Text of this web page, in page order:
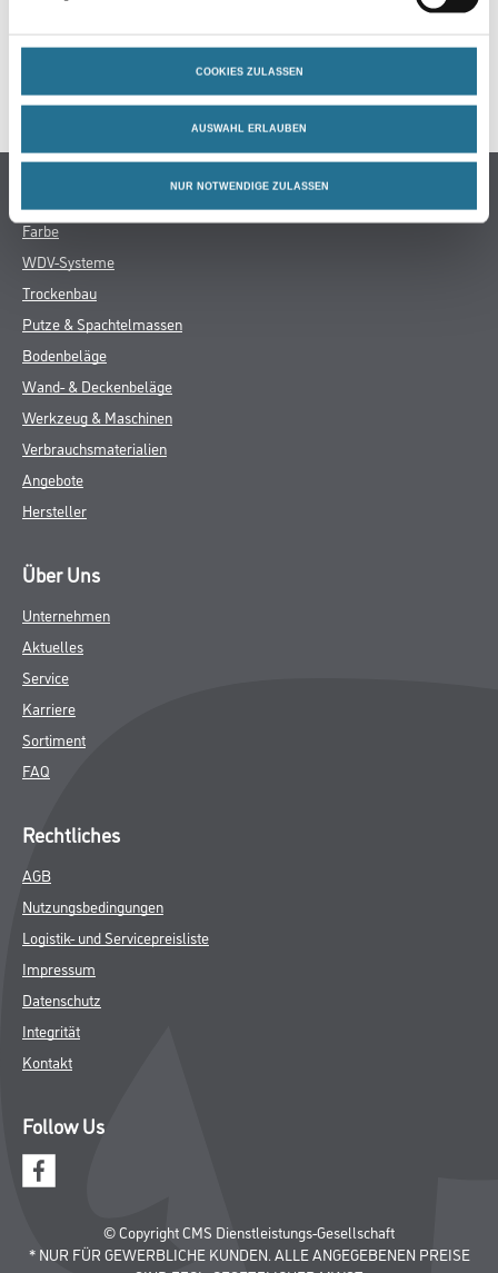
COOKIES ZULASSEN
AUSWAHL ERLAUBEN
NUR NOTWENDIGE ZULASSEN
DATENBLÄTTER
SPEZIFIKATIONEN
Farbe
WDV-Systeme
Trockenbau
Putze & Spachtelmassen
Bodenbeläge
Wand- & Deckenbeläge
Werkzeug & Maschinen
Verbrauchsmaterialien
Angebote
Hersteller
Über Uns
Unternehmen
Aktuelles
Service
Karriere
Sortiment
FAQ
Rechtliches
AGB
Nutzungsbedingungen
Logistik- und Servicepreisliste
Impressum
Datenschutz
Integrität
Kontakt
Follow Us
© Copyright CMS Dienstleistungs-Gesellschaft
* NUR FÜR GEWERBLICHE KUNDEN. ALLE ANGEGEBENEN PREISE